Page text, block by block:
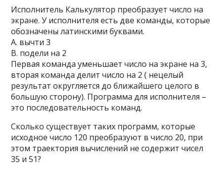
Исполнитель Калькулятор преобразует число на
экране. У исполнителя есть две команды, которые
обозначены латинскими буквами.
A. вычти 3
B. подели на 2
Первая команда уменьшает число на экране на 3,
вторая команда делит число на 2 ( нецелый
результат округляется до ближайшего целого в
большую сторону). Программа для исполнителя –
это последовательность команд.
Сколько существует таких программ, которые
исходное число 120 преобразуют в число 20, при
этом траектория вычислений не содержит чисел
35 и 51?